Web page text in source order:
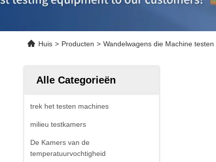
Huis > Producten > Wandelwagens die Machine testen
Alle Categorieën
trek het testen machines
milieu testkamers
De Kamers van de
temperatuurvochtigheid